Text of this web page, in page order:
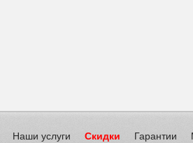
Наши услуги Скидки Гарантии